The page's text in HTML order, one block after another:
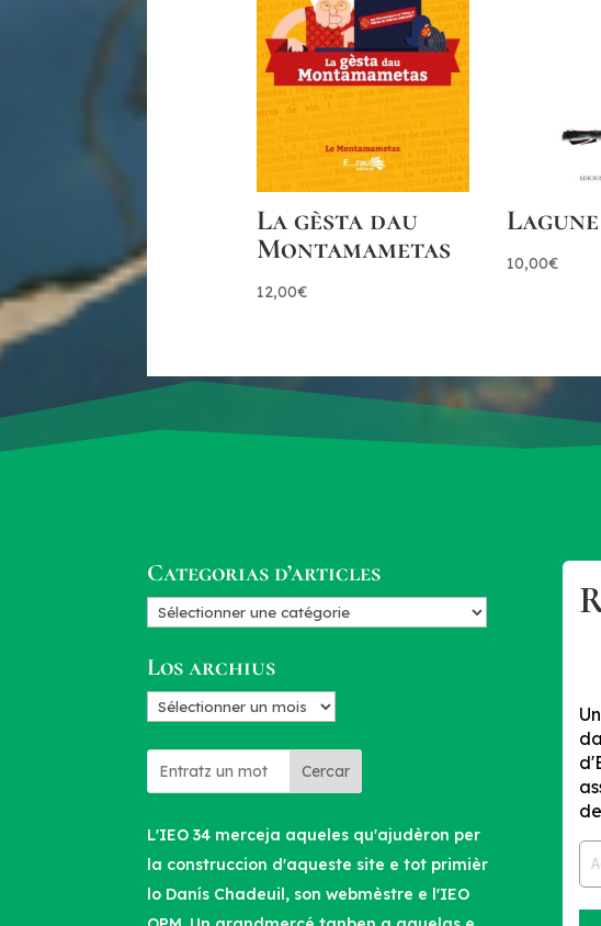
La gèsta dau
Montamametas
12,00€
Lagune
10,00€
Categorias d’articles
Categorias
Los archius
Los
Cercar
L'IEO 34 merceja aqueles qu'ajudèron per
la construccion d'aqueste site e tot primièr
lo Danís Chadeuil, son webmèstre e l'IEO